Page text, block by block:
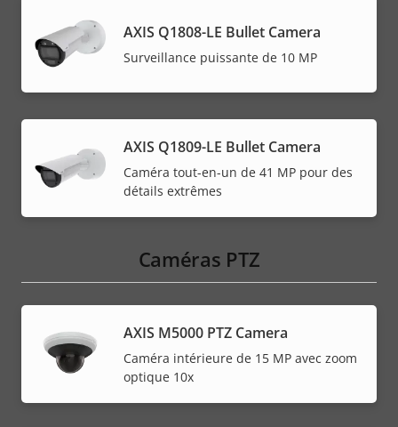
AXIS Q1808-LE Bullet Camera
Surveillance puissante de 10 MP
AXIS Q1809-LE Bullet Camera
Caméra tout-en-un de 41 MP pour des
détails extrêmes
Caméras PTZ
AXIS M5000 PTZ Camera
Caméra intérieure de 15 MP avec zoom
optique 10x